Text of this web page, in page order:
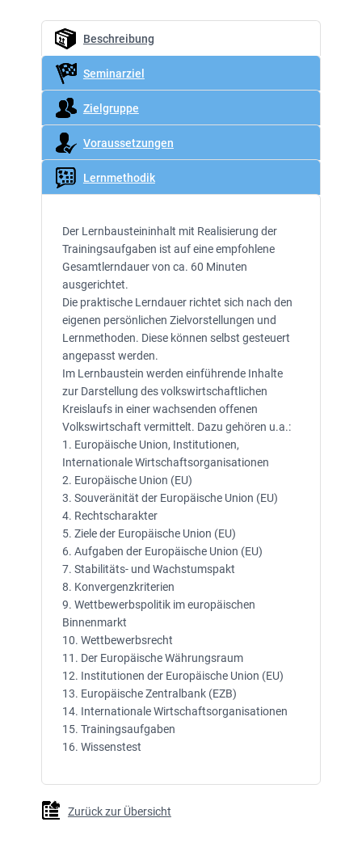
Beschreibung
Seminarziel
Zielgruppe
Voraussetzungen
Lernmethodik
Der Lernbausteininhalt mit Realisierung der
Trainingsaufgaben ist auf eine empfohlene
Gesamtlerndauer von ca. 60 Minuten
ausgerichtet.
Die praktische Lerndauer richtet sich nach den
eigenen persönlichen Zielvorstellungen und
Lernmethoden. Diese können selbst gesteuert
angepasst werden.
Im Lernbaustein werden einführende Inhalte
zur Darstellung des volkswirtschaftlichen
Kreislaufs in einer wachsenden offenen
Volkswirtschaft vermittelt. Dazu gehören u.a.:
1. Europäische Union, Institutionen,
Internationale Wirtschaftsorganisationen
2. Europäische Union (EU)
3. Souveränität der Europäische Union (EU)
4. Rechtscharakter
5. Ziele der Europäische Union (EU)
6. Aufgaben der Europäische Union (EU)
7. Stabilitäts- und Wachstumspakt
8. Konvergenzkriterien
9. Wettbewerbspolitik im europäischen
Binnenmarkt
10. Wettbewerbsrecht
11. Der Europäische Währungsraum
12. Institutionen der Europäische Union (EU)
13. Europäische Zentralbank (EZB)
14. Internationale Wirtschaftsorganisationen
15. Trainingsaufgaben
16. Wissenstest
Zurück zur Übersicht